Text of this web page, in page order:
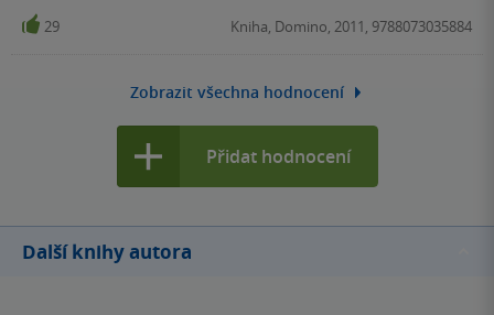
29 Kniha, Domino, 2011, 9788073035884
Zobrazit všechna hodnocení
Přidat hodnocení
Další knihy autora